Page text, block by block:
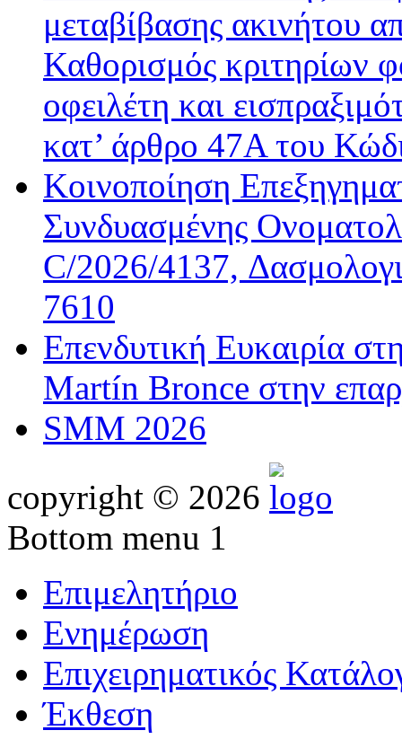
μεταβίβασης ακινήτου
Καθορισμός κριτηρίων
οφειλέτη και
κατ’ άρθρο 47Α του
Κοινοποίηση
Συνδυασμένης
C/2026/4137,
7610
Επενδυτική Ευκαιρία
Martín Bronce στην
SMM 2026
copyright © 2026
Bottom menu 1
Επιμελητήριο
Ενημέρωση
Επιχειρηματικός
Έκθεση